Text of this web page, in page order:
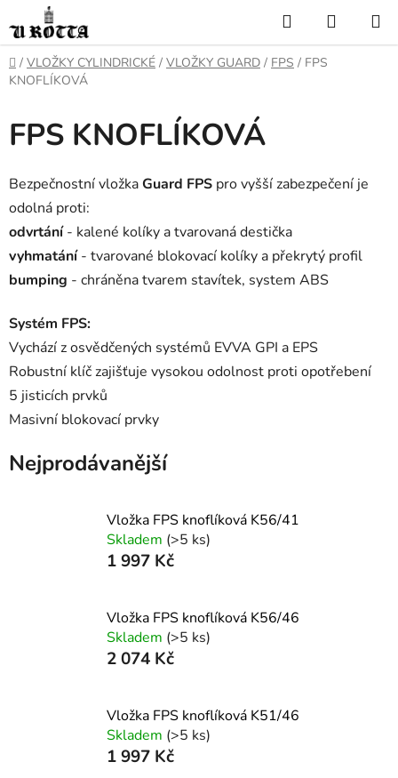
na
obsah
Hledat
KOŠÍK
DOMŮ
/ VLOŽKY CYLINDRICKÉ / VLOŽKY GUARD / FPS / FPS
KNOFLÍKOVÁ
FPS KNOFLÍKOVÁ
Bezpečnostní vložkaGuard FPS pro vyšší zabezpečení je
odolná proti:
odvrtání- kalené kolíky a tvarovaná destička
vyhmatání- tvarované blokovací kolíky a překrytý profil
bumping - chráněna tvarem stavítek, system ABS
Systém FPS:
Vychází z osvědčených systémů EVVA GPI a EPS
Robustní klíč zajišťuje vysokou odolnost proti opotřebení
5 jisticích prvků
Masivní blokovací prvky
Nejprodávanější
Vložka FPS knoflíková K56/41
Skladem (>5 ks)
1 997 Kč
Vložka FPS knoflíková K56/46
Skladem (>5 ks)
2 074 Kč
Vložka FPS knoflíková K51/46
Skladem (>5 ks)
1 997 Kč